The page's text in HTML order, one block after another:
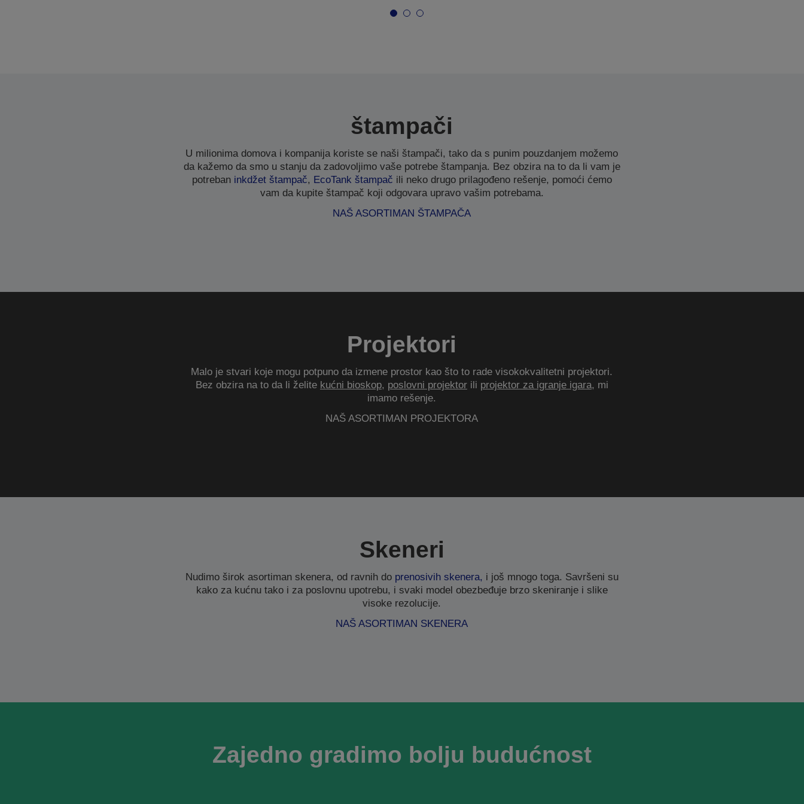
štampači
U milionima domova i kompanija koriste se naši štampači, tako da s punim pouzdanjem možemo
da kažemo da smo u stanju da zadovoljimo vaše potrebe štampanja. Bez obzira na to da li vam je
potreban inkdžet štampač, EcoTank štampač ili neko drugo prilagođeno rešenje, pomoći ćemo
vam da kupite štampač koji odgovara upravo vašim potrebama.
NAŠ ASORTIMAN ŠTAMPAČA
Projektori
Malo je stvari koje mogu potpuno da izmene prostor kao što to rade visokokvalitetni projektori.
Bez obzira na to da li želite kućni bioskop, poslovni projektorili projektor za igranje igara, mi
imamo rešenje.
NAŠ ASORTIMAN PROJEKTORA
Skeneri
Nudimo širok asortiman skenera, od ravnih do prenosivih skenera, i još mnogo toga. Savršeni su
kako za kućnu tako i za poslovnu upotrebu, i svaki model obezbeđuje brzo skeniranje i slike
visoke rezolucije.
NAŠ ASORTIMAN SKENERA
Zajedno gradimo bolju budućnost